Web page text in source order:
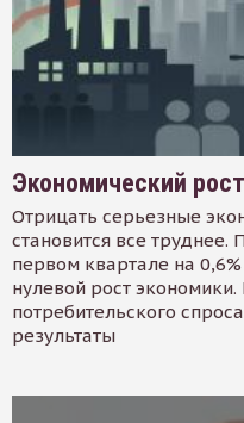
Экономический
Отрицать серьезные
становится все
первом квартале на
нулевой рост
потребительского
результаты